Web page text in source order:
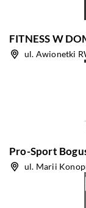
FITNESS W
ul. Awionetki
Pro-Sport
ul. Marii